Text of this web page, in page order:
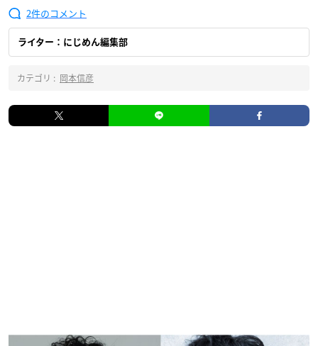
2
ライター：にじめん編集部
カテゴリ : 岡本信彦